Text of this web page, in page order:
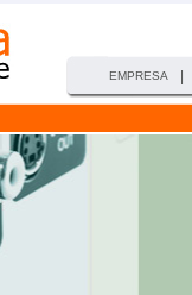
EMPRESA